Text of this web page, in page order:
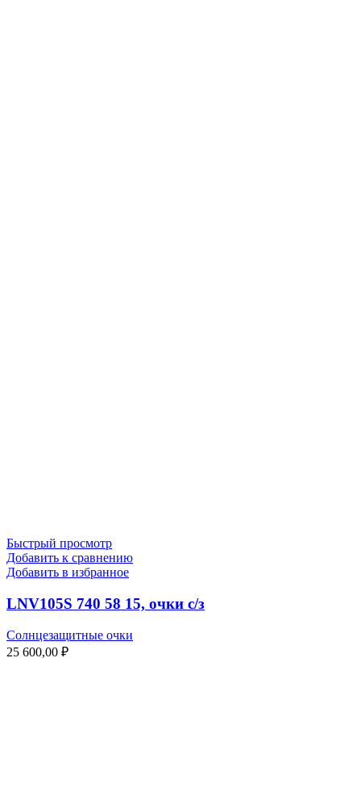
Быстрый просмотр
Добавить к сравнению
Добавить в избранное
LNV105S 740 58 15, очки с/з
Солнцезащитные очки
25 600,00 ₽